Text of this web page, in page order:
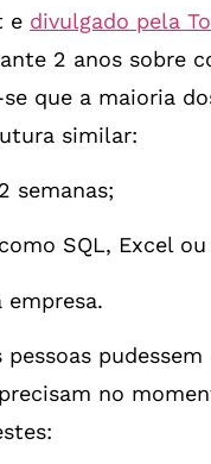
e divulgado pela
2 anos sobre
que a maioria
similar:
semanas;
SQL, Excel
no